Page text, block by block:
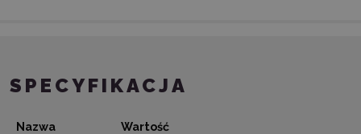
SPECYFIKACJA
Nazwa Wartość